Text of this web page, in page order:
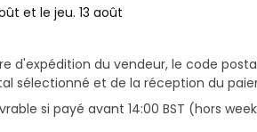
et le jeu. 13 août
d'expédition du vendeur, le code
sélectionné et de la réception du
si payé avant 14:00 BST (hors